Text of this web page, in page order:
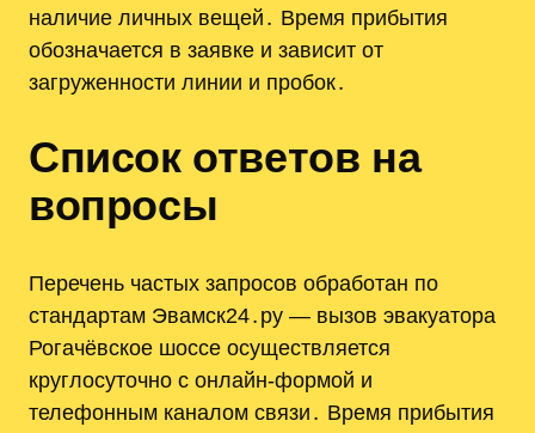
наличие личных вещей․ Время прибытия
обозначается в заявке и зависит от
загруженности линии и пробок․
Список ответов на
вопросы
Перечень частых запросов обработан по
стандартам Эвамск24․ру — вызов эвакуатора
Рогачёвское шоссе осуществляется
круглосуточно с онлайн-формой и
телефонным каналом связи․ Время прибытия